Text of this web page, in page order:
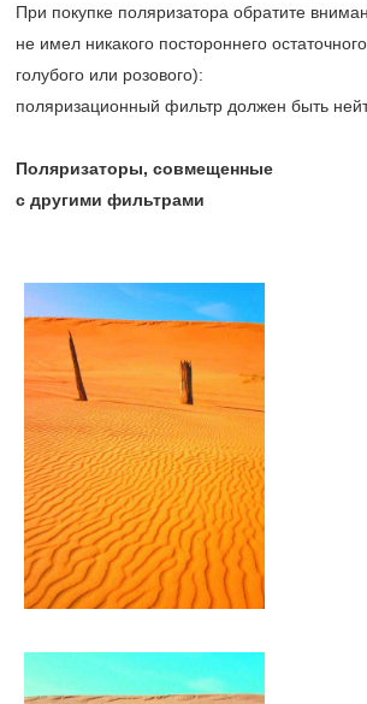
При покупке поляризатора обратите
не имел никакого постороннего
голубого или розового):
поляризационный фильтр должен быть
Поляризаторы, совмещенные
с другими фильтрами